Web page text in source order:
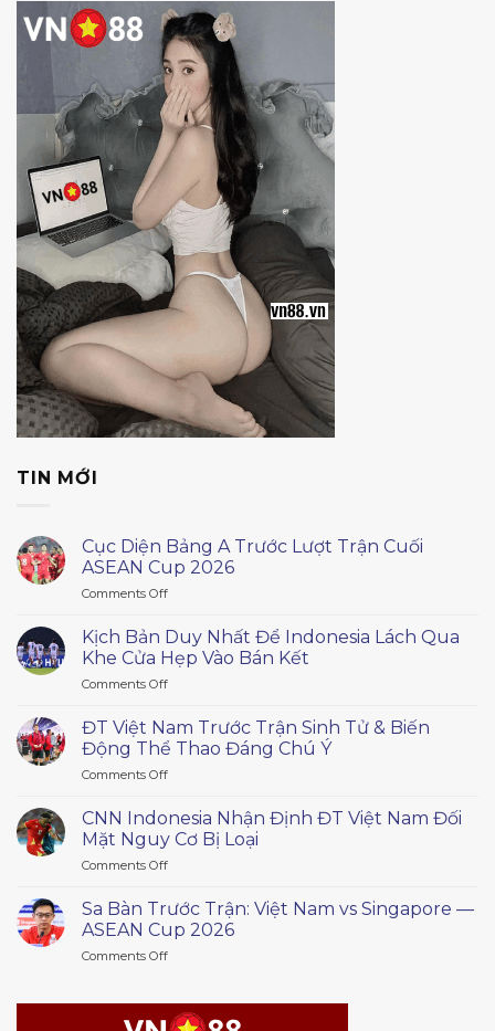
TIN MỚI
Cục Diện Bảng A Trước Lượt Trận Cuối
ASEAN Cup 2026
Comments Offon
Diện
Bảng
A
Trước
Trận
Cuối
Kịch Bản Duy Nhất Để Indonesia Lách Qua
Khe Cửa Hẹp Vào Bán Kết
Comments Offon
Duy
Nhất
Để
Lách
Qua
Vào
Bán
ĐT Việt Nam Trước Trận Sinh Tử & Biến
Động Thể Thao Đáng Chú Ý
Comments Offon
Nam
Trước
Trận
Tử
&
Biến
Đáng
CNN Indonesia Nhận Định ĐT Việt Nam Đối
Mặt Nguy Cơ Bị Loại
Comments Offon
Indonesia
Nhận
Định
ĐT
Đối
Sa Bàn Trước Trận: Việt Nam vs Singapore —
ASEAN Cup 2026
Comments Offon
Trước